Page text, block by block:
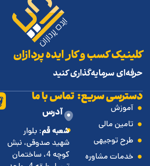
کلینیک کسب و کار ایده پردازان
حرفه‌ای سرمایه‌گذاری کنید
دسترسی سریع:
آموزش
تامین مالی
طرح توجیهی
خدمات مشاوره
تماس با ما
آدرس
شعبه قم: بلوار
شهید صدوقی، نبش
کوچه 4، ساختمان